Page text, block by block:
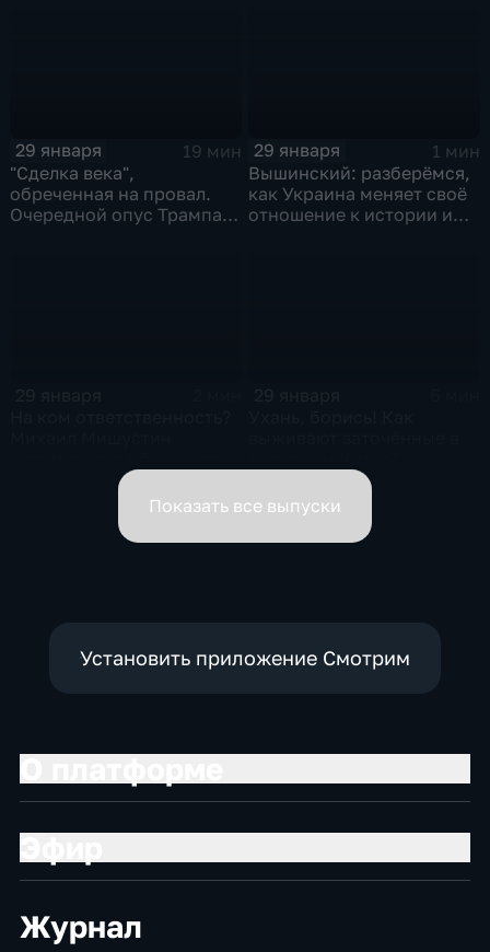
29 января
19 мин
"Сделка века",
обреченная на провал.
Очередной опус Трампа.
29 января
1 мин
Вышинский: разберёмся,
как Украина меняет своё
отношение к истории и
вице-премьеров
Показать все выпуски
Установить приложение Смотрим
Журнал